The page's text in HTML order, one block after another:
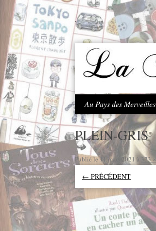
.
Au Pays des
PLEIN-GRIS
Publié le11 mars 2021 à 373
← PRÉCÉDENT